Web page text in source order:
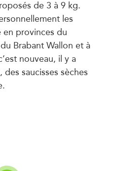
de 3 à 9 kg.
les
en provinces du
Brabant Wallon et à
nouveau, il y a
saucisses sèches